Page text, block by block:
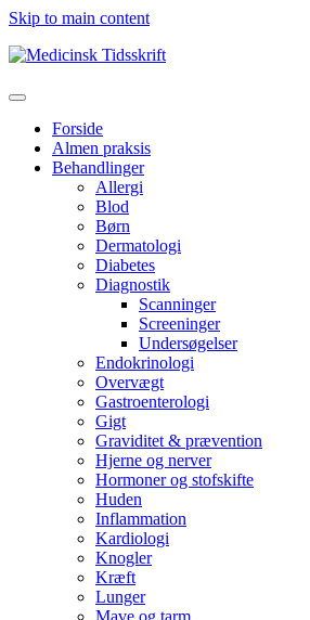
Skip to main content
Forside
Almen praksis
Behandlinger
Allergi
Blod
Børn
Dermatologi
Diabetes
Diagnostik
Scanninger
Screeninger
Undersøgelser
Endokrinologi
Overvægt
Gastroenterologi
Gigt
Graviditet & prævention
Hjerne og nerver
Hormoner og stofskifte
Huden
Inflammation
Kardiologi
Knogler
Kræft
Lunger
Mave og tarm